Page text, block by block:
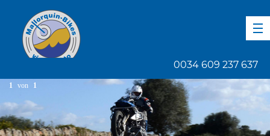
0034 609 237 637
1 von 1